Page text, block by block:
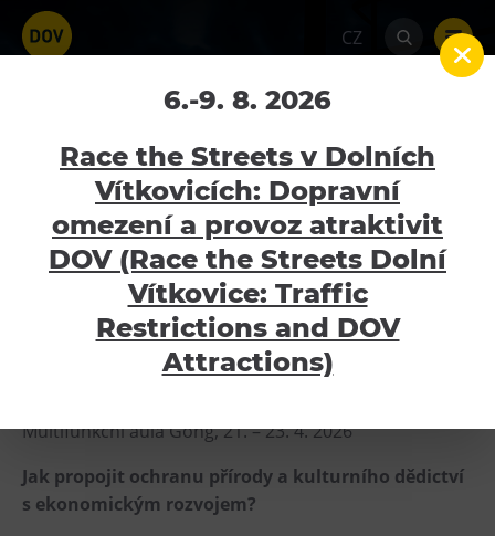
CZ
Urbanscapes 2026
Home Kalendář akcí Urbanscapes 2026
21.4.2026 - 23.4.2026
Atraktivity
Bolt Tower
Velký svět techniky
Malý svět techniky U6
Gong
Hornické muzeum
Krajina / transformace / příležitost
Akreditovaná konference organizovaná ČAKA – Česká
Multifunkční aula Gong, 21. – 23. 4. 2026
Jak propojit ochranu přírody a kulturního dědictví
s ekonomickým rozvojem?
6.-9. 8. 2026
Race the Streets v Dolních
Vítkovicích: Dopravní
omezení a provoz atraktivit
DOV (Race the Streets Dolní
Vítkovice: Traffic
Restrictions and DOV
Attractions)